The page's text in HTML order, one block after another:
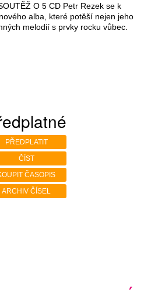
O 5 CD Petr Rezek se k
alba, které potěší nejen jeho
melodií s prvky rocku vůbec.
PŘEDPLATIT
ČÍST
ČASOPIS
ARCHIV ČÍSEL